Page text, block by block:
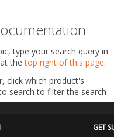
type your search query in
thetop right of this page.
click which product's
search to filter the search
GET